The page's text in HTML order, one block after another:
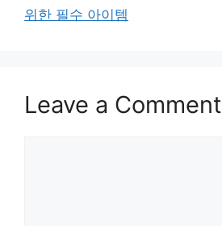
위한 필수 아이템
Leave a Comment